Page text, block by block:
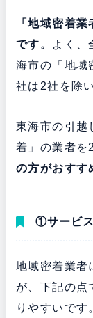
「地域密着
です。
よく、
海市の「地域
社は2社を除
東海市の引越
着」の業者を
の方がおすす
①サービ
地域密着業者
が、下記の点
りやすいです